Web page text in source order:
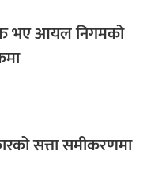
भए आयल निगमको
सत्ता समीकरणमा